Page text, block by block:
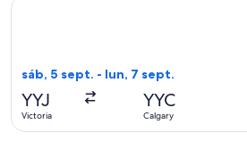
sáb, 5 sept. - lun, 7 sept.
YYJ
Victoria
YYC
Calgary